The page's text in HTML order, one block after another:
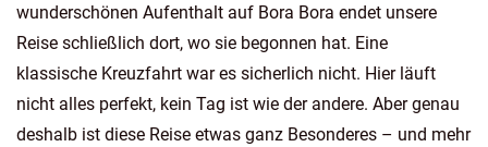
wunderschönen Aufenthalt auf Bora Bora endet unsere
Reise schließlich dort, wo sie begonnen hat. Eine
klassische Kreuzfahrt war es sicherlich nicht. Hier läuft
nicht alles perfekt, kein Tag ist wie der andere. Aber genau
deshalb ist diese Reise etwas ganz Besonderes – und mehr